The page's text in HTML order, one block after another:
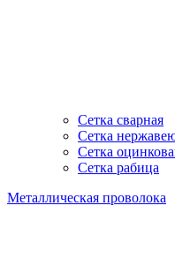
Сетка сварная
Сетка
Сетка
Сетка рабица
Металлическая проволока